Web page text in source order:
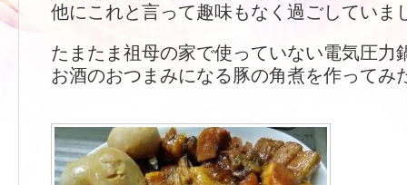
他にこれと言って趣味もなく過ごしてい
たまたま祖母の家で使っていない電気圧力
お酒のおつまみになる豚の角煮を作って